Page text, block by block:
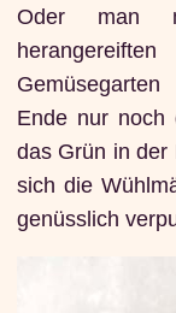
Oder man
Ende nur noch
das Grün in der
sich die
genüsslich